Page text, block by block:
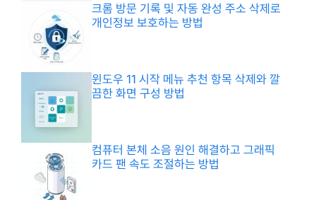
크롬 방문 기록 및 자동 완성 주소 삭제로
개인정보 보호하는 방법
윈도우 11 시작 메뉴 추천 항목 삭제와 깔
끔한 화면 구성 방법
컴퓨터 본체 소음 원인 해결하고 그래픽
카드 팬 속도 조절하는 방법